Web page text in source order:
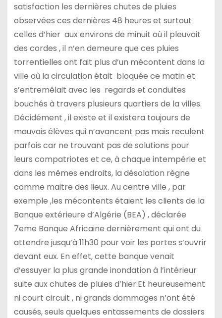
satisfaction les dernières chutes de pluies
observées ces dernières 48 heures et surtout
celles d’hier aux environs de minuit où il pleuvait
des cordes , il n’en demeure que ces pluies
torrentielles ont fait plus d’un mécontent dans la
ville où la circulation était bloquée ce matin et
s’entremêlait avec les regards et conduites
bouchés à travers plusieurs quartiers de la villes.
Décidément , il existe et il existera toujours de
mauvais élèves qui n’avancent pas mais reculent
parfois car ne trouvant pas de solutions pour
leurs compatriotes et ce, à chaque intempérie et
dans les mêmes endroits, la désolation règne
comme maitre des lieux. Au centre ville , par
exemple ,les mécontents étaient les clients de la
Banque extérieure d’Algérie (BEA) , déclarée
7eme Banque Africaine dernièrement qui ont du
attendre jusqu’à 11h30 pour voir les portes s’ouvrir
devant eux. En effet, cette banque venait
d’essuyer la plus grande inondation à l’intérieur
suite aux chutes de pluies d’hier.Et heureusement
ni court circuit , ni grands dommages n’ont été
causés, seuls quelques entassements de dossiers